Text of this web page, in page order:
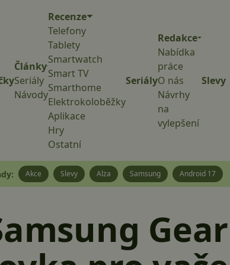
Články
Seriály
Návody
Recenze
Telefony
Tablety
Smartwatch
Smart TV
Smarthome
Elektrokoloběžky
Aplikace
Hry
Ostatní
Seriály
Redakce
Nabídka
práce
O nás
Návrhy
na
vylepšení
Slevy
Akce Slevy Alza Samsung Android 17